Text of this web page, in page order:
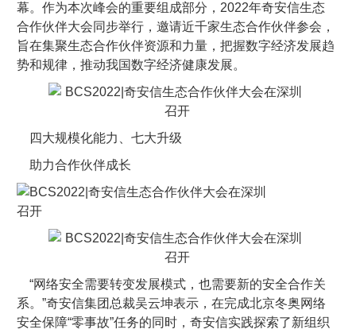
幕。作为本次峰会的重要组成部分，2022年奇安信生态
合作伙伴大会同步举行，邀请近千家生态合作伙伴参会，
旨在集聚生态合作伙伴资源和力量，把握数字经济发展趋
势和规律，推动我国数字经济健康发展。
四大规模化能力、七大升级
助力合作伙伴成长
“网络安全需要转变发展模式，也需要新的安全合作关
系。”奇安信集团总裁吴云坤表示，在完成北京冬奥网络
安全保障“零事故”任务的同时，奇安信实践探索了新组织